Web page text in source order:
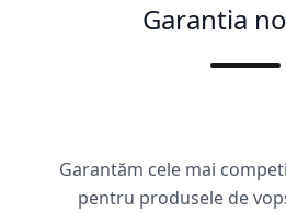
Garantia
Garantăm cele mai
pentru produsele de